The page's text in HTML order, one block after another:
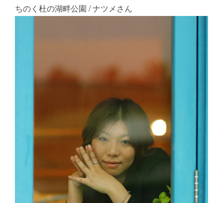
ちのく杜の湖畔公園 / ナツメさん